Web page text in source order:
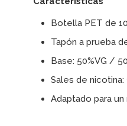
Botella PET de
Tapón a prueba
Base: 50%VG /
Sales de
Adaptado para